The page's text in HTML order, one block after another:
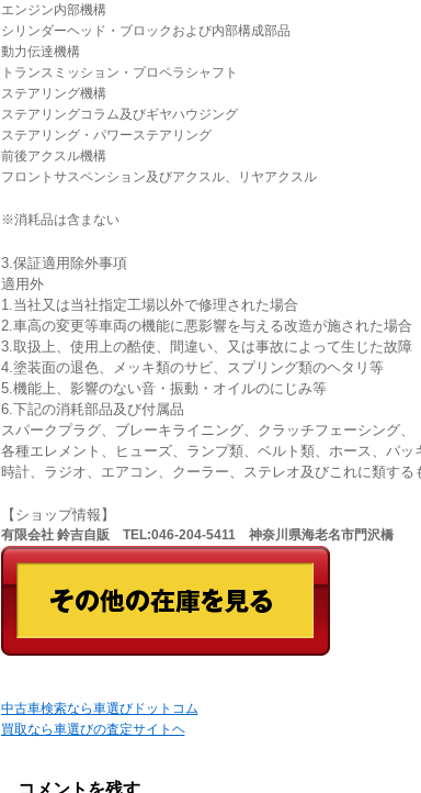
エンジン内部機構
シリンダーヘッド・ブロックおよび内部構成部品
動力伝達機構
トランスミッション・プロペラシャフト
ステアリング機構
ステアリングコラム及びギヤハウジング
ステアリング・パワーステアリング
前後アクスル機構
フロントサスペンション及びアクスル、リヤアクスル
※消耗品は含まない
3.保証適用除外事項
適用外
1.当社又は当社指定工場以外で修理された場合
2.車高の変更等車両の機能に悪影響を与える改造が施された場合
3.取扱上、使用上の酷使、間違い、又は事故によって生じた故障
4.塗装面の退色、メッキ類のサビ、スプリング類のヘタリ等
5.機能上、影響のない音・振動・オイルのにじみ等
6.下記の消耗部品及び付属品
スパークプラグ、ブレーキライニング、クラッチフェーシング、
各種エレメント、ヒューズ、ランプ類、ベルト類、ホース、パッ
時計、ラジオ、エアコン、クーラー、ステレオ及びこれに類する
【ショップ情報】
有限会社 鈴吉自販 TEL:046-204-5411 神奈川県海老名市門沢橋
中古車検索なら車選びドットコム
買取なら車選びの査定サイトヘ
コメントを残す